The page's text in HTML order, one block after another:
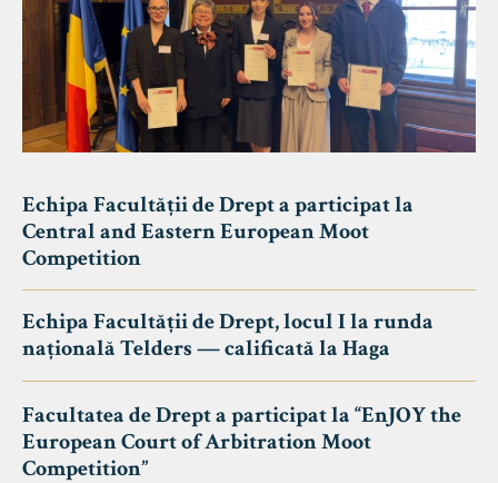
Echipa Facultății de Drept a participat la
Central and Eastern European Moot
Competition
Echipa Facultății de Drept, locul I la runda
națională Telders — calificată la Haga
Facultatea de Drept a participat la “EnJOY the
European Court of Arbitration Moot
Competition”